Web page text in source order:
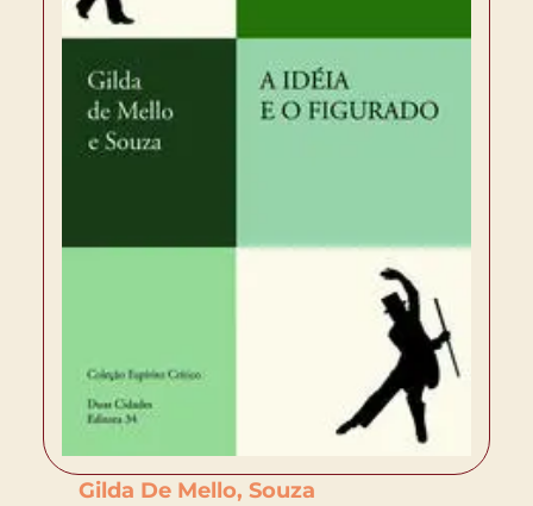
Gilda De Mello, Souza